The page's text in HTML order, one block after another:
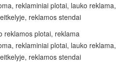
reklaminiai plotai, lauko reklama,
reklamos stendai
reklamos plotai, reklama
reklaminiai plotai, lauko reklama,
reklamos stendai